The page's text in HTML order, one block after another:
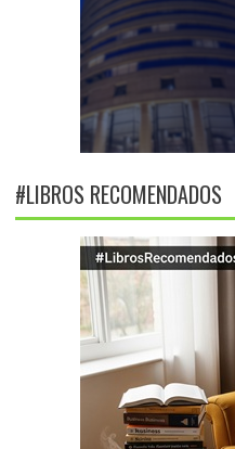
#LIBROS RECOMENDADOS